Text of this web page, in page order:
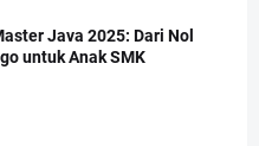
Java 2025: Dari Nol
untuk Anak SMK